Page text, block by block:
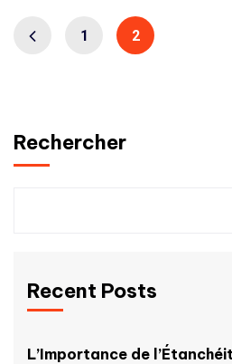
1 2
Rechercher
Recent Posts
L’Importance de